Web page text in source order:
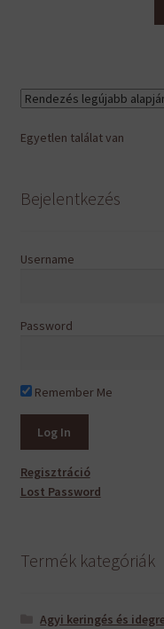
Egyetlen találat van
Bejelentkezés
Username
Password
Remember Me
Regisztráció
Lost Password
Termék kategóriák
Agyi keringés és